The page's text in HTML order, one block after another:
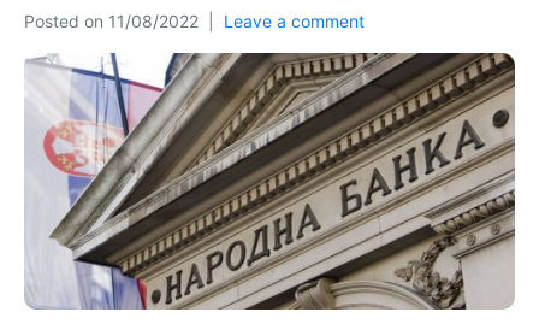
Posted on 11/08/2022 Leave a comment